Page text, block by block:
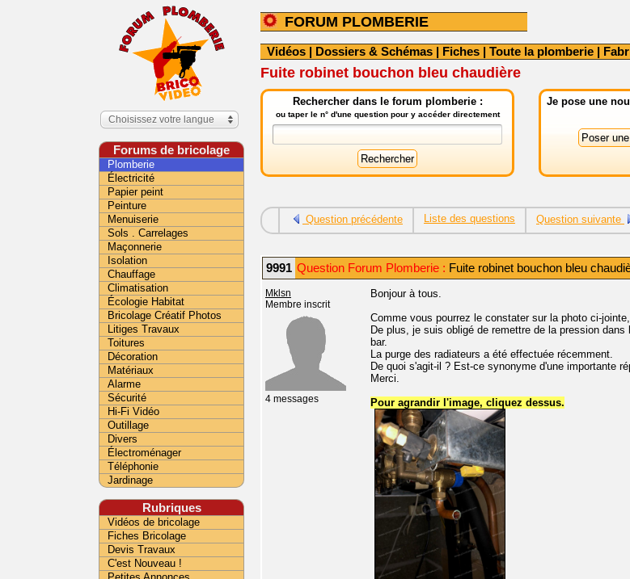
FORUM PLOMBERIE
Vidéos | Dossiers & Schémas | Fiches | Toute la plomberie |
Fuite robinet bouchon bleu chaudière
Rechercher dans le forum plomberie :
ou taper le n° d'une question pour y accéder directement
Je pose une
Question précédente Liste des questions Question suivante
9991 Question Forum Plomberie : Fuite robinet bouchon bleu
Mklsn
Membre inscrit
4 messages
Bonjour à tous.
Comme vous pourrez le constater sur la photo ci-
De plus, je suis obligé de remettre de la pression
bar.
La purge des radiateurs a été effectuée récemment.
De quoi s'agit-il ? Est-ce synonyme d'une importante
Merci.
Pour agrandir l'image, cliquez dessus.
Choisissez votre langue
Forums de bricolage
Plomberie
Électricité
Papier peint
Peinture
Menuiserie
Sols . Carrelages
Maçonnerie
Isolation
Chauffage
Climatisation
Écologie Habitat
Bricolage Créatif Photos
Litiges Travaux
Toitures
Décoration
Matériaux
Alarme
Sécurité
Hi-Fi Vidéo
Outillage
Divers
Électroménager
Téléphonie
Jardinage
Rubriques
Vidéos de bricolage
Fiches Bricolage
Devis Travaux
C'est Nouveau !